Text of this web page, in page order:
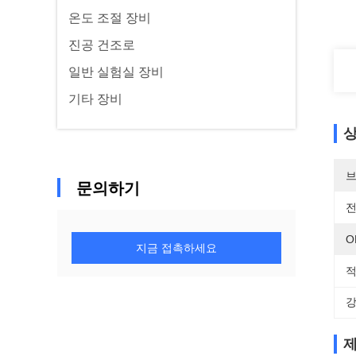
온도 조절 장비
진공 건조로
일반 실험실 장비
기타 장비
문의하기
지금 접촉하세요